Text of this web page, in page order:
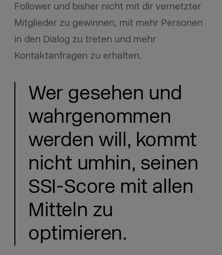
Follower und bisher nicht mit dir vernetzter
Mitglieder zu gewinnen, mit mehr Personen
in den Dialog zu treten und mehr
Kontaktanfragen zu erhalten.
Wer gesehen und
wahrgenommen
werden will, kommt
nicht umhin, seinen
SSI-Score mit allen
Mitteln zu
optimieren.